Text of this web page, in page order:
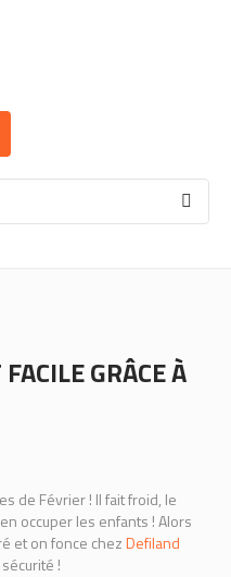
FACILE GRÂCE À
de Février ! Il fait froid, le
occuper les enfants ! Alors
et on fonce chezDefiland
!